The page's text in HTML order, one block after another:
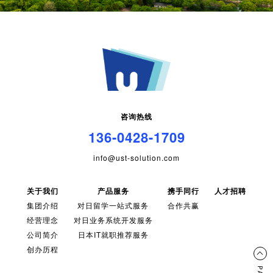
咨询热线
136-0428-1709
info@ust-solution.com
关于我们
集团介绍
经营理念
公司简介
创办历程
产品服务
对日留学一站式服务
对日业务系统开发服务
日本IT就职推荐服务
携手同行
合作共赢
人才招聘